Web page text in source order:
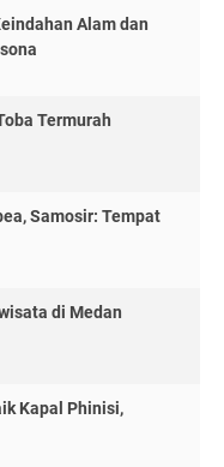
Alam dan
Termurah
Samosir: Tempat
di Medan
Kapal Phinisi,